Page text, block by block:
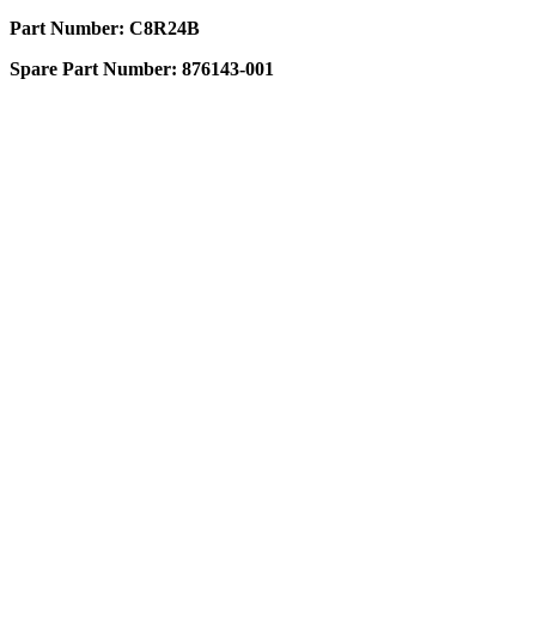
Part Number: C8R24B
Spare Part Number: 876143-001